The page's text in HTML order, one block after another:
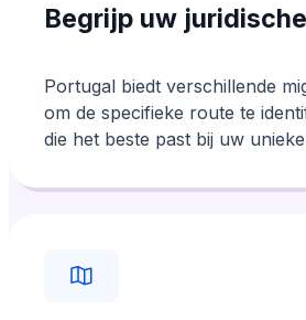
Begrijp uw
Portugal biedt verschillende
om de specifieke route te
die het beste past bij uw